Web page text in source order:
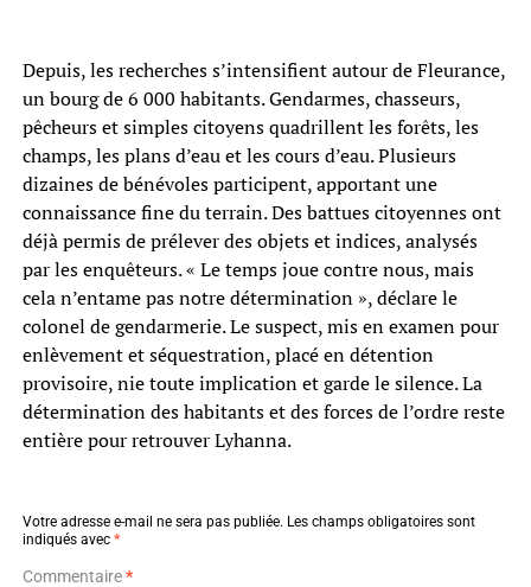
Depuis, les recherches s’intensifient autour de Fleurance,
un bourg de 6 000 habitants. Gendarmes, chasseurs,
pêcheurs et simples citoyens quadrillent les forêts, les
champs, les plans d’eau et les cours d’eau. Plusieurs
dizaines de bénévoles participent, apportant une
connaissance fine du terrain. Des battues citoyennes ont
déjà permis de prélever des objets et indices, analysés
par les enquêteurs. « Le temps joue contre nous, mais
cela n’entame pas notre détermination », déclare le
colonel de gendarmerie. Le suspect, mis en examen pour
enlèvement et séquestration, placé en détention
provisoire, nie toute implication et garde le silence. La
détermination des habitants et des forces de l’ordre reste
entière pour retrouver Lyhanna.
Votre adresse e-mail ne sera pas publiée. Les champs obligatoires sont
indiqués avec *
Commentaire*